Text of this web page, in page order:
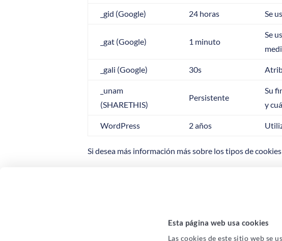
Esta página web usa cookies
Las cookies de este sitio web se
_gid (Google) 24 horas Se
_gat (Google) 1 minuto
Se
_gali (Google) 30s
_unam
(SHARETHIS)
Persistente
Su
y
WordPress 2 años
Si desea más información más sobre los tipos de